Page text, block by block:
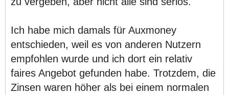
Ich habe mich damals für Auxmoney
entschieden, weil es von anderen Nutzern
empfohlen wurde und ich dort ein relativ
faires Angebot gefunden habe. Trotzdem, die
Zinsen waren höher als bei einem normalen